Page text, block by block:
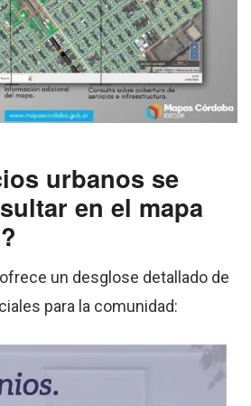
urbanos se
en el mapa
un desglose detallado de
para la comunidad: